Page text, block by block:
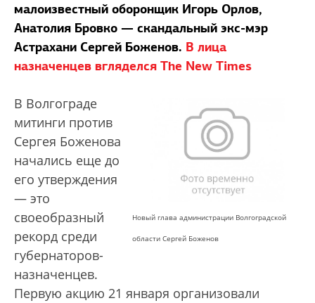
малоизвестный оборонщик Игорь Орлов,
Анатолия Бровко — скандальный экс-мэр
Астрахани Сергей Боженов. В лица
назначенцев вгляделся The New Times
Новый глава администрации Волгоградской
области Сергей Боженов
В Волгограде
митинги против
Сергея Боженова
начались еще до
его утверждения
— это
своеобразный
рекорд среди
губернаторов-
назначенцев.
Первую акцию 21 января организовали